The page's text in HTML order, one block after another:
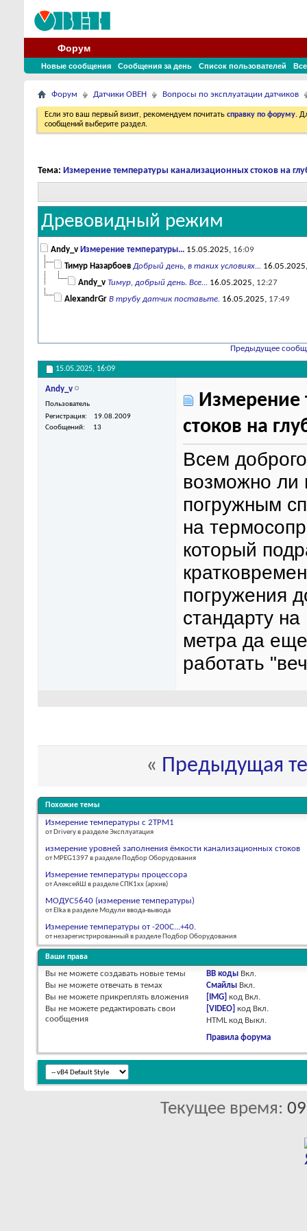
Форум
Новые сообщения Сообщения за день Список пользователей
Форум Датчики ОВЕН Вопросы по эксплуатации датчиков
Если это ваш первый визит, рекомендуем почитать справку по форуму.
сообщений выберите раздел.
Тема: Измерение температуры канализационных стоков на
Древовидный режим
Andy_v Измерение температуры... 15.05.2025, 16:09
Тимур Назарбоев Добрый день, в таких условиях...
Andy_v Тимур, добрый день. Все... 16.05.2025, 12:27
AlexandrGr В трубу датчик поставьте. 16.05.2025, 17:49
Предыдущее
15.05.2025, 16:09
Andy_v
Пользователь
Регистрация
19.08.2009
Сообщений
13
Измерение
стоков на
Всем
возможно ли
погружным
на
который
погружения
стандарту
метра да
работать
« Предыдущая
Похожие темы
Измерение температуры с 2ТРМ1
от Drivery в разделе Эксплуатация
измерение уровней заполнения ёмкости канализационных стоков
от MPEG1397 в разделе Подбор Оборудования
Измерение температуры процессора
от АлексейШ в разделе СПК1xx (архив)
МОДУС5640 (измерение температуры)
от Elka в разделе Модули ввода-вывода
Измерение температуры от -200С...+40.
от незарегистрированный в разделе Подбор Оборудования
Ваши права
Вы не можете создавать новые темы
Вы не можете отвечать в темах
Вы не можете прикреплять вложения
Вы не можете редактировать свои
сообщения
BB коды Вкл.
Смайлы Вкл.
[IMG] код Вкл.
[VIDEO] код Вкл.
HTML код Выкл.
Правила форума
Текущее время: